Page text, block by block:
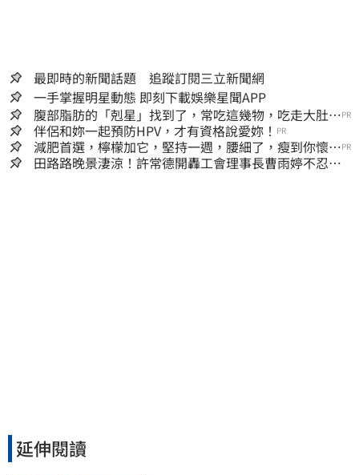
最即時的新聞話題 追蹤訂閱三立新聞網
一手掌握明星動態 即刻下載娛樂星聞APP
腹部脂肪的「剋星」找到了，常吃這幾物，吃走大肚
囊，瘦出小蠻腰
PR
伴侶和妳一起預防HPV，才有資格說愛妳！ PR
減肥首選，檸檬加它，堅持一週，腰細了，瘦到你懷疑
人生
PR
田路路晚景淒涼！許常德開轟工會理事長曹雨婷不忍
延伸閱讀